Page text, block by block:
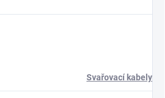
Svařovací kabely